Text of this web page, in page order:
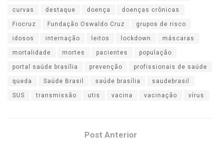
curvas destaque doença doenças crônicas
Fiocruz Fundação Oswaldo Cruz grupos de risco
idosos internação leitos lockdown máscaras
mortalidade mortes pacientes população
portal saúde brasília prevenção profissionais de saúde
queda Saúde Brasil saúde brasília saudebrasil
SUS transmissão utis vacina vacinação vírus
Post Anterior